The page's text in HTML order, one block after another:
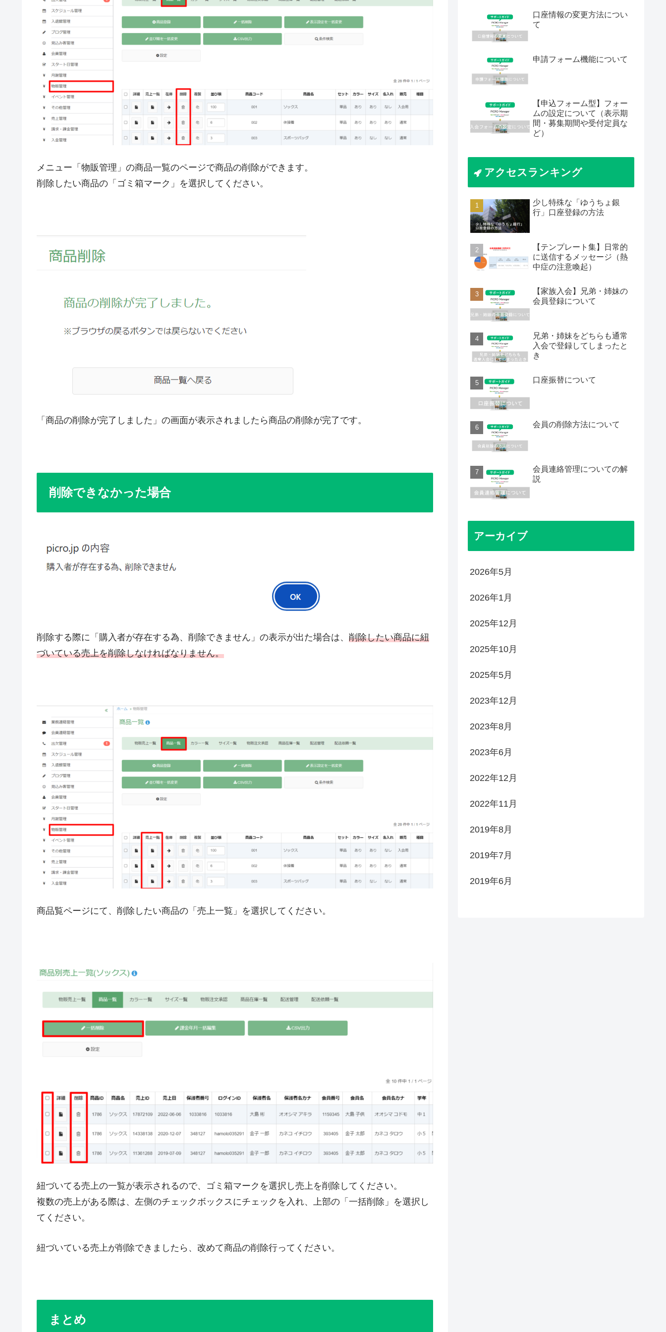
メニュー「物販管理」の商品一覧のページで商品の削除ができます。
削除したい商品の「ゴミ箱マーク」を選択してください。
「商品の削除が完了しました」の画面が表示されましたら商品の削除が完了です。
削除できなかった場合
削除する際に「購入者が存在する為、削除できません」の表示が出た場合は、 削除したい商品に紐
づいている売上を削除しなければなりません。
商品覧ページにて、削除したい商品の「売上一覧」を選択してください。
紐づいてる売上の一覧が表示されるので、ゴミ箱マークを選択し売上を削除してください。
複数の売上がある際は、左側のチェックボックスにチェックを入れ、上部の「一括削除」を選択し
てください。
紐づいている売上が削除できましたら、改めて商品の削除行ってください。
まとめ
口座情報の変更方法につい
て
申請フォーム機能について
【申込フォーム型】フォー
ムの設定について（表示期
間・募集期間や受付定員な
ど）
アクセスランキング
少し特殊な「ゆうちょ銀
行」口座登録の方法
【テンプレート集】日常的
に送信するメッセージ（熱
中症の注意喚起）
【家族入会】兄弟・姉妹の
会員登録について
兄弟・姉妹をどちらも通常
入会で登録してしまったと
き
口座振替について
会員の削除方法について
会員連絡管理についての解
説
アーカイブ
2026年5月
2026年1月
2025年12月
2025年10月
2025年5月
2023年12月
2023年8月
2023年6月
2022年12月
2022年11月
2019年8月
2019年7月
2019年6月